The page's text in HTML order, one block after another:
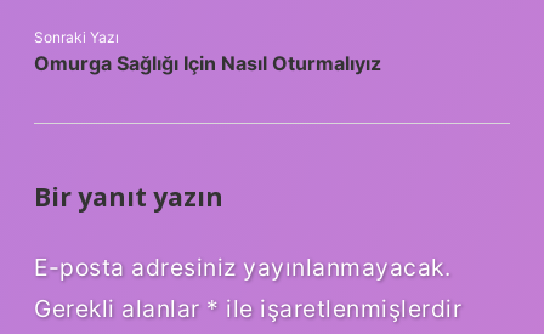
Sonraki Yazı
Omurga Sağlığı Için Nasıl Oturmalıyız
Bir yanıt yazın
E-posta adresiniz yayınlanmayacak.
Gerekli alanlar * ile işaretlenmişlerdir